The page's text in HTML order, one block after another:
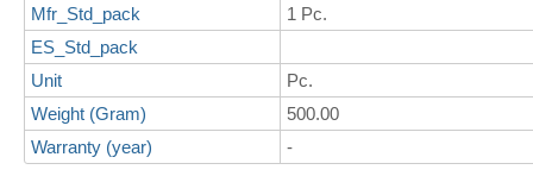
Mfr_Std_pack
1 Pc.
ES_Std_pack
Unit
Pc.
Weight (Gram)
500.00
Warranty (year)
-